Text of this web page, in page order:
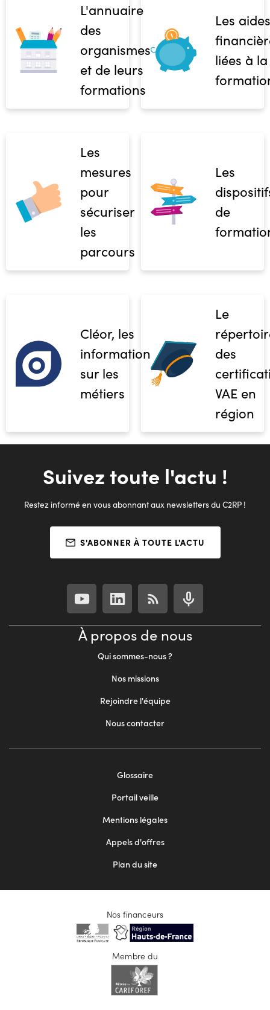
L'annuaire
des
organismes
et de leurs
formations
Les aides
liées à la
Les
mesures
pour
sécuriser
les
parcours
Les
de
Cléor, les
informations
sur les
métiers
Le
des
VAE en
région
Suivez toute l'actu !
Restez informé en vous abonnant aux newsletters du C2RP !
S'ABONNER À TOUTE L'ACTU
À propos de nous
Qui sommes-nous ?
Nos missions
Rejoindre l'équipe
Nous contacter
Glossaire
Portail veille
Mentions légales
Appels d'offres
Plan du site
Nos financeurs
Membre du